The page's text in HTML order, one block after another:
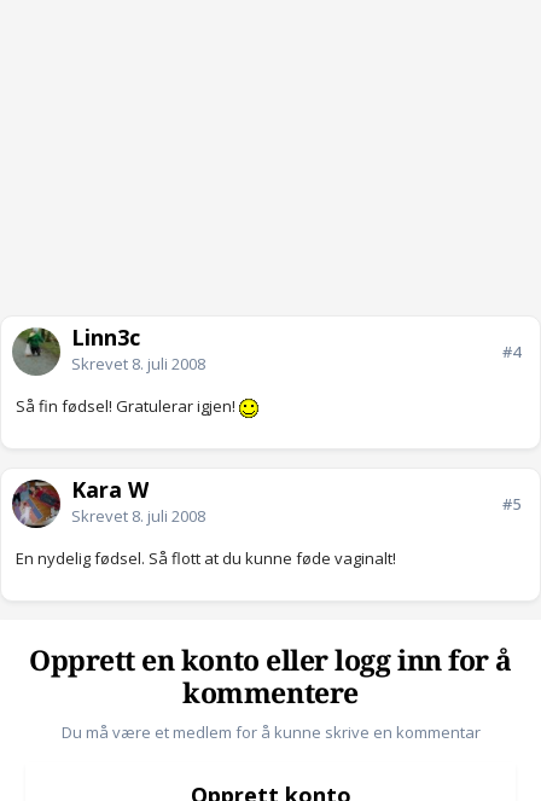
Linn3c
Skrevet 8. juli 2008
#4
Så fin fødsel! Gratulerar igjen!
Kara W
Skrevet 8. juli 2008
#5
En nydelig fødsel. Så flott at du kunne føde vaginalt!
Opprett en konto eller logg inn for å
kommentere
Du må være et medlem for å kunne skrive en kommentar